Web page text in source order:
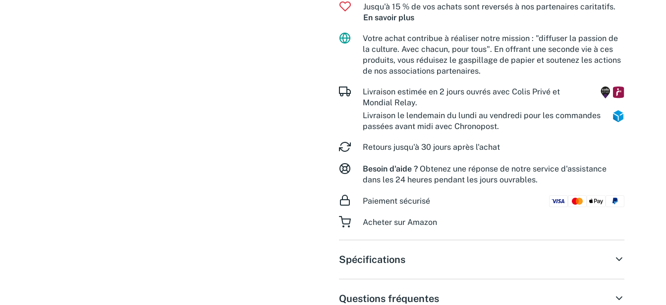
Jusqu'à 15 % de vos achats sont reversés à nos partenaires caritatifs.
En savoir plus
Votre achat contribue à réaliser notre mission : "diffuser la passion de
la culture. Avec chacun, pour tous". En offrant une seconde vie à ces
produits, vous réduisez le gaspillage de papier et soutenez les actions
de nos associations partenaires.
Livraison estimée en 2 jours ouvrés avec Colis Privé et
Mondial Relay.
Livraison le lendemain du lundi au vendredi pour les commandes
passées avant midi avec Chronopost.
Retours jusqu'à 30 jours après l'achat
Besoin d'aide ? Obtenez une réponse de notre service d'assistance
dans les 24 heures pendant les jours ouvrables.
Paiement sécurisé
Acheter sur Amazon
Spécifications
Questions fréquentes